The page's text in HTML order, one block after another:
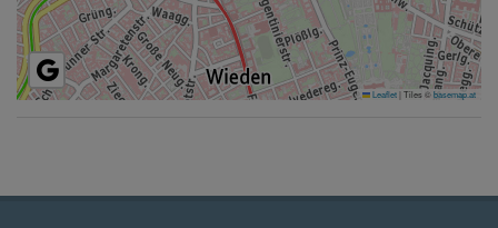
Leaflet|Tiles ©basemap.at